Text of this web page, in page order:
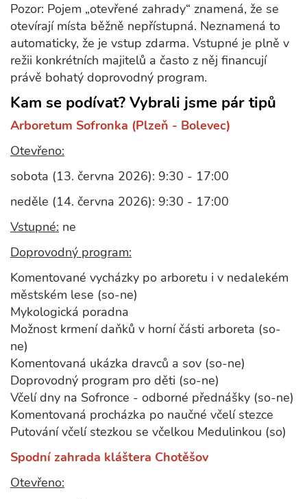
Pozor: Pojem „otevřené zahrady“ znamená, že se
otevírají místa běžně nepřístupná. Neznamená to
automaticky, že je vstup zdarma. Vstupné je plně v
režii konkrétních majitelů a často z něj financují
právě bohatý doprovodný program.
Kam se podívat? Vybrali jsme pár tipů
Arboretum Sofronka (Plzeň - Bolevec)
Otevřeno:
sobota (13. června 2026): 9:30 - 17:00
neděle (14. června 2026): 9:30 - 17:00
Vstupné: ne
Doprovodný program:
Komentované vycházky po arboretu i v nedalekém
městském lese (so-ne)
Mykologická poradna
Možnost krmení daňků v horní části arboreta (so-
ne)
Komentovaná ukázka dravců a sov (so-ne)
Doprovodný program pro děti (so-ne)
Včelí dny na Sofronce - odborné přednášky (so-ne)
Komentovaná procházka po naučné včelí stezce
Putování včelí stezkou se včelkou Medulinkou (so)
Spodní zahrada kláštera Chotěšov
Otevřeno: